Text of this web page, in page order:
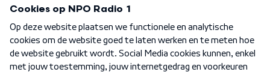
Algemene voorwaarden Privacybeleid